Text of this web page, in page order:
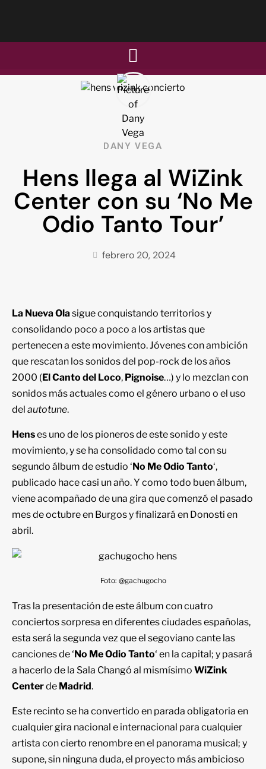
DANY VEGA
Hens llega al WiZink
Center con su ‘No Me
Odio Tanto Tour’
febrero 20, 2024
La Nueva Olasigue conquistando territorios y
consolidando poco a poco a los artistas que
pertenecen a este movimiento. Jóvenes con ambición
que rescatan los sonidos del pop-rock de los años
2000 (El Canto del Loco, Pignoise…) y lo mezclan con
sonidos más actuales como el género urbano o el uso
del autotune.
Henses uno de los pioneros de este sonido y este
movimiento, y se ha consolidado como tal con su
segundo álbum de estudio ‘No Me Odio Tanto‘,
publicado hace casi un año. Y como todo buen álbum,
viene acompañado de una gira que comenzó el pasado
mes de octubre en Burgos y finalizará en Donosti en
abril.
Foto: @gachugocho
Tras la presentación de este álbum con cuatro
conciertos sorpresa en diferentes ciudades españolas,
esta será la segunda vez que el segoviano cante las
canciones de ‘No Me Odio Tanto‘ en la capital; y pasará
a hacerlo de la Sala Changó al mismísimo WiZink
Centerde Madrid.
Este recinto se ha convertido en parada obligatoria en
cualquier gira nacional e internacional para cualquier
artista con cierto renombre en el panorama musical; y
supone, sin ninguna duda, el proyecto más ambicioso